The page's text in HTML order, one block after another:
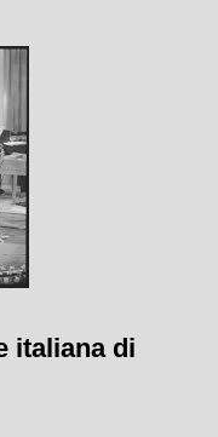
italiana di